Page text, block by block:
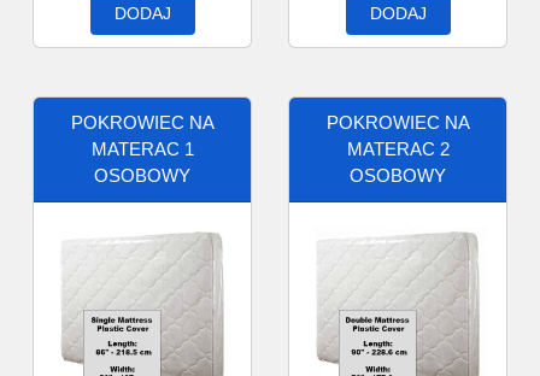
DODAJ DODAJ
POKROWIEC NA
MATERAC 1
OSOBOWY
POKROWIEC NA
MATERAC 2
OSOBOWY